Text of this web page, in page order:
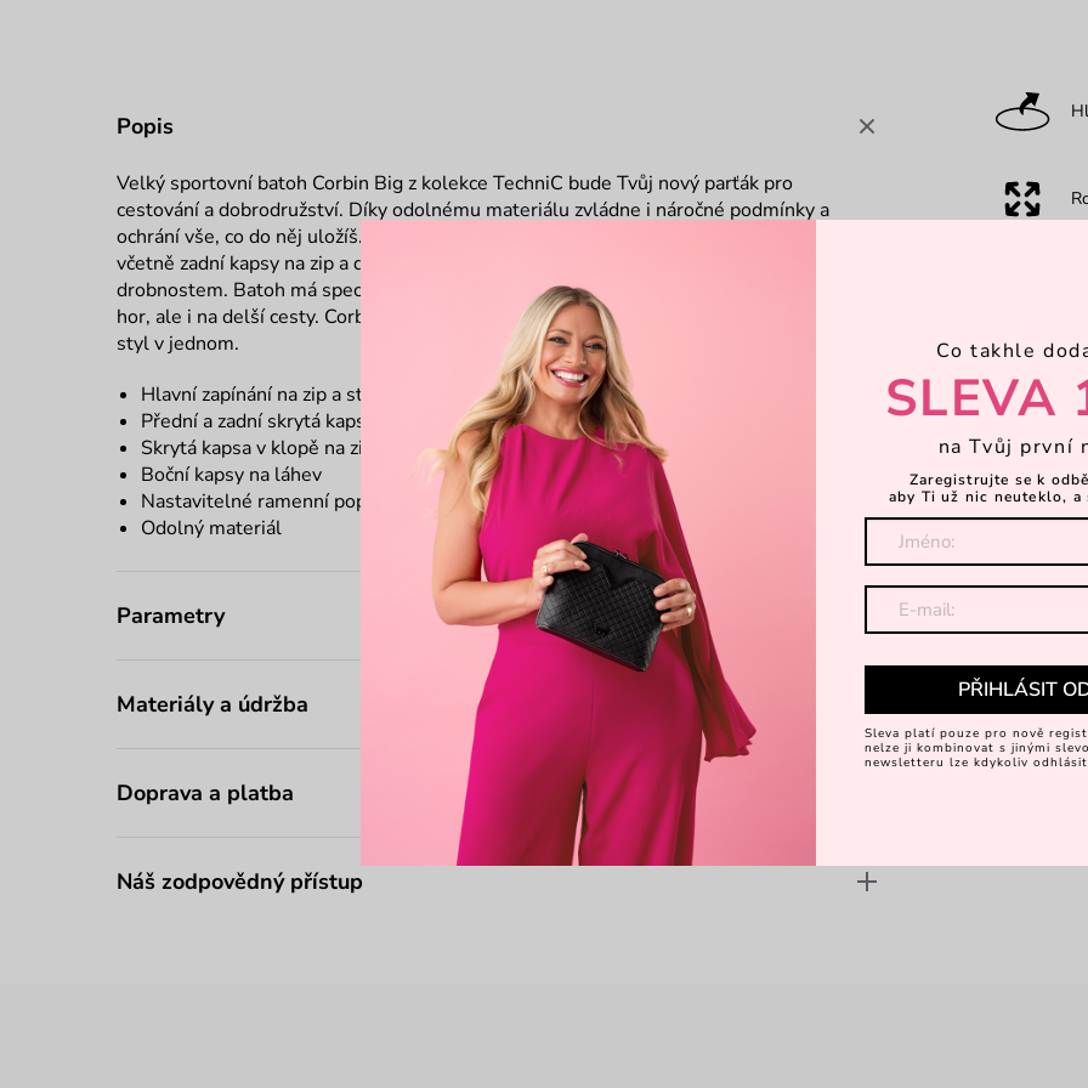
Popis
Velký sportovní batoh Corbin Big z kolekce TechniC bude Tvůj nový parťák pro
cestování a dobrodružství. Díky odolnému materiálu zvládne i náročné podmínky a
ochrání vše, co do něj uložíš. Jeho prostorný design nabízí několik praktických kapes –
včetně zadní kapsy na zip a dvou menších předních kapes pro snadný přístup k
drobnostem. Batoh má speciální kapsu na notebook, takže je ideální společník nejen do
hor, ale i na delší cesty. Corbin Big je navržen pro ty, kteří hledají odolnost, pohodlí a
styl v jednom.
Hlavní zapínání na zip a strip
Přední a zadní skrytá kapsa na zip
Skrytá kapsa v klopě na zip
Boční kapsy na láhev
Nastavitelné ramenní popruhy
Odolný materiál
Parametry
Materiály a údržba
Doprava a platba
Náš zodpovědný přístup
Co takhle
SLEVA
na Tvůj první
Zaregistrujte se k
aby Ti už nic neuteklo, a
PŘIHLÁSIT
Sleva platí pouze pro nově
nelze ji kombinovat s jinými
newsletteru lze kdykoliv